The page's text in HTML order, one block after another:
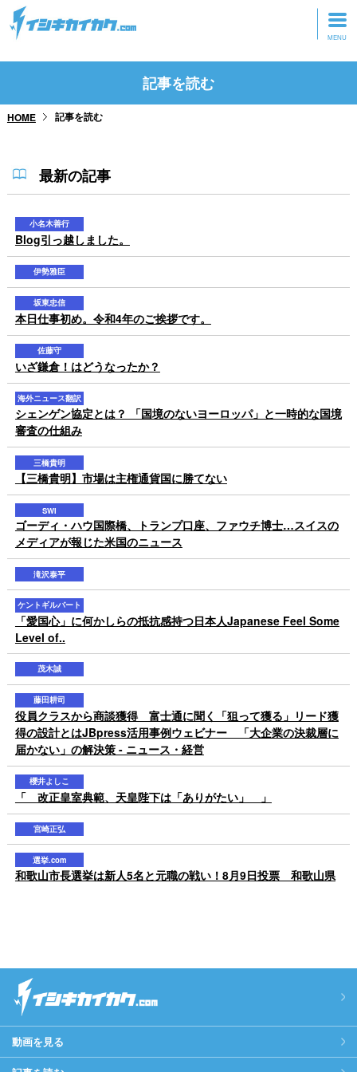
トップページ
セミナーに参加
グッズ
記事を読む
HOME 記事を読む
最新の記事
小名木善行
Blog引っ越しました。
伊勢雅臣
坂東忠信
本日仕事初め。令和4年のご挨拶です。
佐藤守
いざ鎌倉！はどうなったか？
海外ニュース翻訳
シェンゲン協定とは？ 「国境のないヨーロッパ」と一時的な国境
審査の仕組み
三橋貴明
【三橋貴明】市場は主権通貨国に勝てない
SWI
ゴーディ・ハウ国際橋、トランプ口座、ファウチ博士…スイスの
メディアが報じた米国のニュース
滝沢泰平
ケントギルバート
「愛国心」に何かしらの抵抗感持つ日本人Japanese Feel Some
Level of..
茂木誠
藤田耕司
役員クラスから商談獲得 富士通に聞く「狙って獲る」リード獲
得の設計とはJBpress活用事例ウェビナー 「大企業の決裁層に
届かない」の解決策 - ニュース・経営
櫻井よしこ
「 改正皇室典範、天皇陛下は「ありがたい」 」
宮崎正弘
選挙.com
和歌山市長選挙は新人5名と元職の戦い！8月9日投票 和歌山県
動画を見る